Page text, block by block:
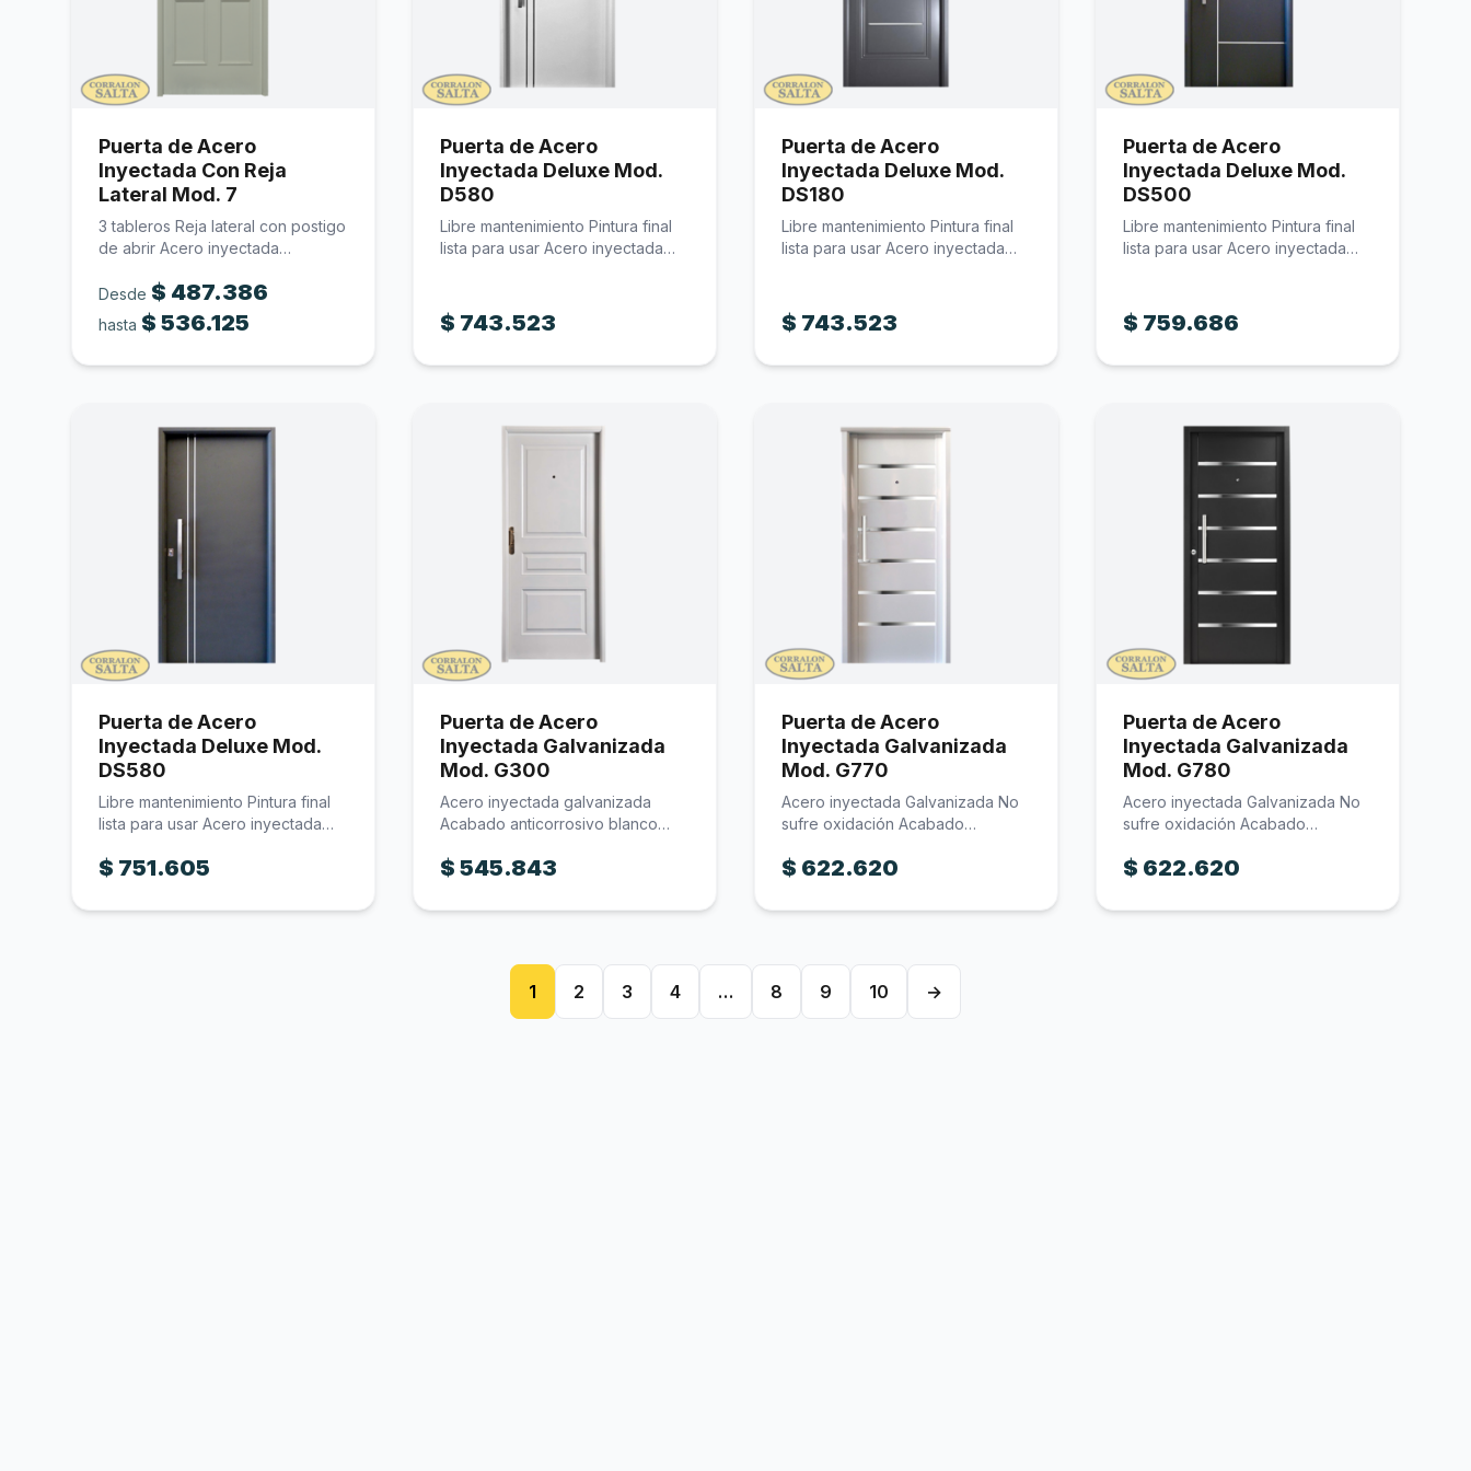
Puerta de Acero
Inyectada Con Reja
Lateral Mod. 7
3 tableros Reja lateral con postigo
de abrir Acero inyectada…
Desde $ 487.386
hasta $ 536.125
Puerta de Acero
Inyectada Deluxe Mod.
D580
Libre mantenimiento Pintura final
lista para usar Acero inyectada
$ 743.523
Puerta de Acero
Inyectada Deluxe Mod.
DS180
Libre mantenimiento Pintura final
lista para usar Acero inyectada
$ 743.523
Puerta de Acero
Inyectada Deluxe Mod.
DS500
Libre mantenimiento Pintura final
lista para usar Acero inyectada
$ 759.686
Puerta de Acero
Inyectada Deluxe Mod.
DS580
Libre mantenimiento Pintura final
lista para usar Acero inyectada
$ 751.605
Puerta de Acero
Inyectada Galvanizada
Mod. G300
Acero inyectada galvanizada
Acabado anticorrosivo blanco
$ 545.843
Puerta de Acero
Inyectada Galvanizada
Mod. G770
Acero inyectada Galvanizada No
sufre oxidación Acabado
$ 622.620
Puerta de Acero
Inyectada Galvanizada
Mod. G780
Acero inyectada Galvanizada No
sufre oxidación Acabado
$ 622.620
1 2 3 4 … 8 9 10 →